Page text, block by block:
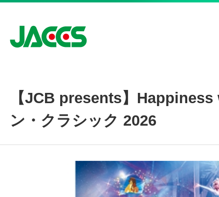
カードをつくる
ラブリィポイント
【JCB presents】
ン・クラシック 2026